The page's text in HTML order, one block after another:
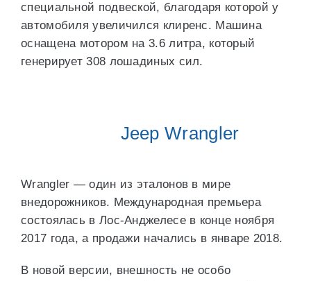
специальной подвеской, благодаря которой у
автомобиля увеличился клиренс. Машина
оснащена мотором на 3.6 литра, который
генерирует 308 лошадиных сил.
Jeep Wrangler
Wrangler — один из эталонов в мире
внедорожников. Международная премьера
состоялась в Лос-Анджелесе в конце ноября
2017 года, а продажи начались в январе 2018.
В новой версии, внешность не особо